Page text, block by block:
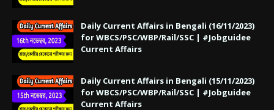
Daily Current Affairs in Bengali (16/11/2023)
for WBCS/PSC/WBP/Rail/SSC | #Jobguidee
Current Affairs
Daily Current Affairs in Bengali (15/11/2023)
for WBCS/PSC/WBP/Rail/SSC | #Jobguidee
Current Affairs